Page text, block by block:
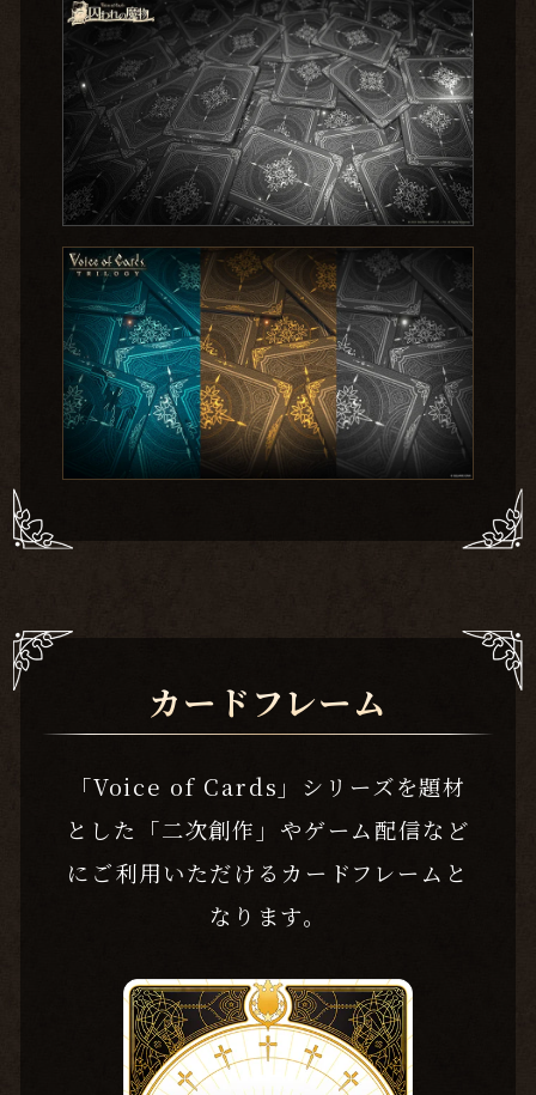
カードフレーム
「Voice of Cards」シリーズを題材
とした「二次創作」やゲーム配信など
に ご利用いただけるカードフレームと
なります。